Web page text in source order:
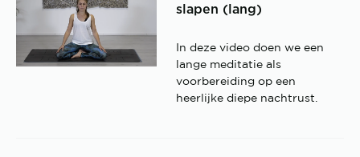
slapen (lang)
In deze video doen we een
lange meditatie als
voorbereiding op een
heerlijke diepe nachtrust.